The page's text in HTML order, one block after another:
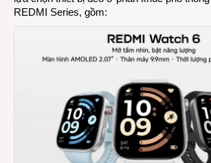
REDMI Series, gồm: